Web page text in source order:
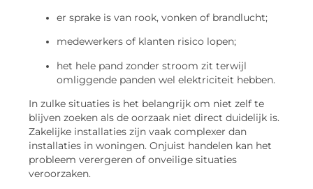
er sprake is van rook, vonken of brandlucht;
medewerkers of klanten risico lopen;
het hele pand zonder stroom zit terwijl
omliggende panden wel elektriciteit hebben.
In zulke situaties is het belangrijk om niet zelf te
blijven zoeken als de oorzaak niet direct duidelijk is.
Zakelijke installaties zijn vaak complexer dan
installaties in woningen. Onjuist handelen kan het
probleem verergeren of onveilige situaties
veroorzaken.